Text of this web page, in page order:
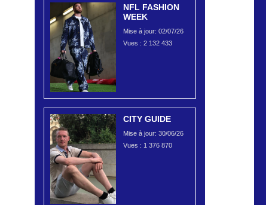
NFL FASHION
WEEK
Mise à jour: 02/07/26
Vues : 2 132 433
CITY GUIDE
Mise à jour: 30/06/26
Vues : 1 376 870